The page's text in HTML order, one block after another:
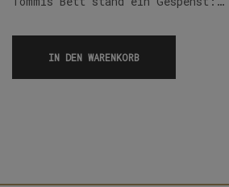
IN DEN WARENKORB